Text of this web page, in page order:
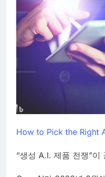
How to Pick the Right
“생성 A.I. 제품 전쟁”이